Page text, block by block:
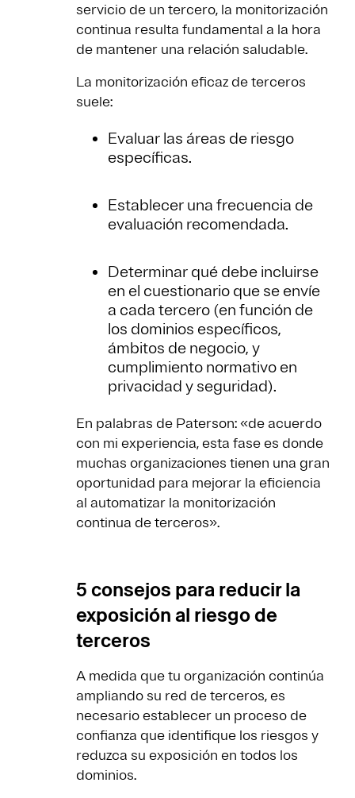
servicio de un tercero, la monitorización
continua resulta fundamental a la hora
de mantener una relación saludable.
La monitorización eficaz de terceros
suele:
Evaluar las áreas de riesgo
específicas.
Establecer una frecuencia de
evaluación recomendada.
Determinar qué debe incluirse
en el cuestionario que se envíe
a cada tercero (en función de
los dominios específicos,
ámbitos de negocio, y
cumplimiento normativo en
privacidad y seguridad).
En palabras de Paterson: «de acuerdo
con mi experiencia, esta fase es donde
muchas organizaciones tienen una gran
oportunidad para mejorar la eficiencia
al automatizar la monitorización
continua de terceros».
5 consejos para reducir la
exposición al riesgo de
terceros
A medida que tu organización continúa
ampliando su red de terceros, es
necesario establecer un proceso de
confianza que identifique los riesgos y
reduzca su exposición en todos los
dominios.